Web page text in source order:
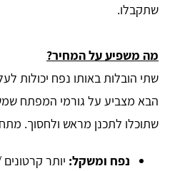
שתקבלו.
מה משפיע על המחיר?
שתי הובלות באותו נפח יכולות
הבא מצביע על גורמי המפתח
שתוכלו לתכנן מראש ולחסוך.
נפח ומשקל: יותר